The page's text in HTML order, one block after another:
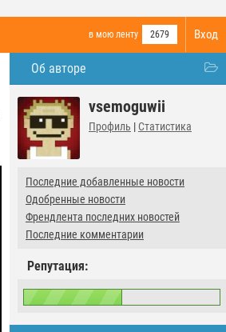
Вход
в мою ленту 2679
Об авторе
vsemoguwii
Профиль | Статистика
Последние добавленные новости
Одобренные новости
Френдлента последних новостей
Последние комментарии
Репутация: